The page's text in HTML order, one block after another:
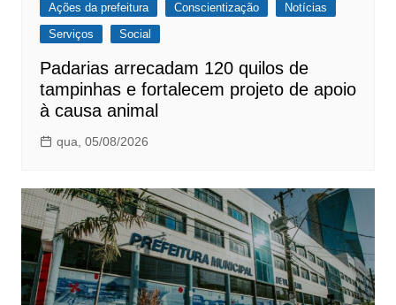
Ações da prefeitura Conscientização
Notícias
Serviços
Social
Padarias arrecadam 120 quilos de
tampinhas e fortalecem projeto de apoio
à causa animal
qua, 05/08/2026